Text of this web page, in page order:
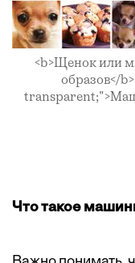
<b>Щенок или
образов</
Что такое